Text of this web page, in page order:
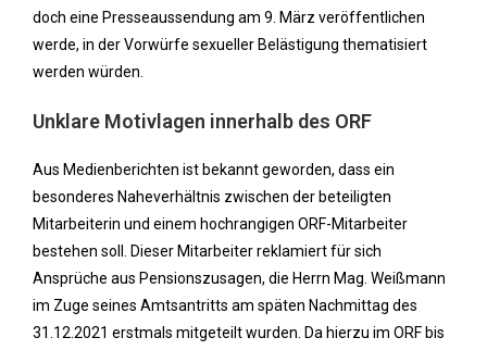
doch eine Presseaussendung am 9. März veröffentlichen
werde, in der Vorwürfe sexueller Belästigung thematisiert
werden würden.
Unklare Motivlagen innerhalb des ORF
Aus Medienberichten ist bekannt geworden, dass ein
besonderes Naheverhältnis zwischen der beteiligten
Mitarbeiterin und einem hochrangigen ORF-Mitarbeiter
bestehen soll. Dieser Mitarbeiter reklamiert für sich
Ansprüche aus Pensionszusagen, die Herrn Mag. Weißmann
im Zuge seines Amtsantritts am späten Nachmittag des
31.12.2021 erstmals mitgeteilt wurden. Da hierzu im ORF bis